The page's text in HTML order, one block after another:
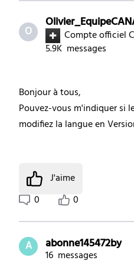
O Compte officiel
5.9K messages
Bonjour à tous,
Pouvez-vous m'indiquer si
modifiez la langue en
J'aime
0
0
A abonne145472by
16 messages